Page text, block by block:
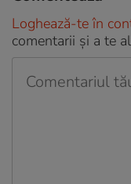
Loghează-te în
comentarii și a te